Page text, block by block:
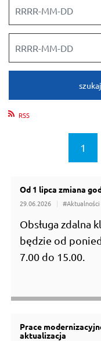
Data od
Data do
szukaj
RSS
strona
1
wszystkie
Od 1 lipca zmiana
29.06.2026 #Aktualności
Obsługa zdalna
będzie od
7.00 do 15.00.
Prace
aktualizacja